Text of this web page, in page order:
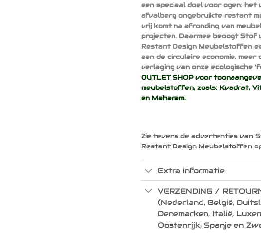
een speciaal doel voor ogen: het
afvalberg ongebruikte restant
vrij komt na afronding van
projecten. Daarmee beoogt Stof
Restant Design Meubelstoffen
aan de circulaire economie, meer
verlaging van onze ecologische
OUTLET SHOP voor
meubelstoffen, zoals: Kvadrat,
en Maharam.
Zie tevens de advertenties van
Restant Design Meubelstoffen
Extra informatie
VERZENDING /
(Nederland, België,
Denemarken, Italië,
Oostenrijk, Spanje en